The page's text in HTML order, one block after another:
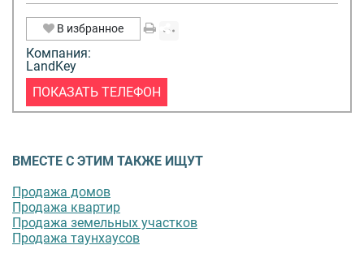
В избранное
Компания:
LandKey
ПОКАЗАТЬ ТЕЛЕФОН
ВМЕСТЕ С ЭТИМ ТАКЖЕ ИЩУТ
Продажа домов
Продажа квартир
Продажа земельных участков
Продажа таунхаусов